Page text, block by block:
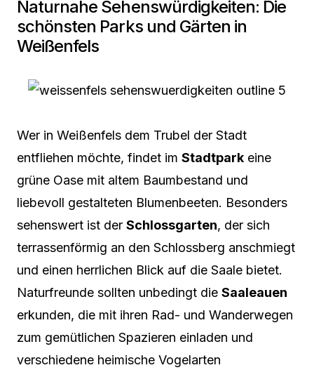
Naturnahe Sehenswürdigkeiten: Die
schönsten Parks und Gärten in
Weißenfels
Wer in Weißenfels dem Trubel der Stadt
entfliehen möchte, findet im Stadtpark eine
grüne Oase mit altem Baumbestand und
liebevoll gestalteten Blumenbeeten. Besonders
sehenswert ist der Schlossgarten, der sich
terrassenförmig an den Schlossberg anschmiegt
und einen herrlichen Blick auf die Saale bietet.
Naturfreunde sollten unbedingt die Saaleauen
erkunden, die mit ihren Rad- und Wanderwegen
zum gemütlichen Spazieren einladen und
verschiedene heimische Vogelarten